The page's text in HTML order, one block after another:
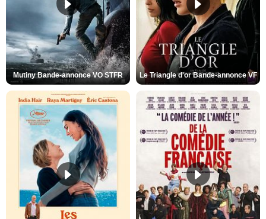
Mutiny Bande-annonce VO STFR Le Triangle d'or Bande-annonce VF